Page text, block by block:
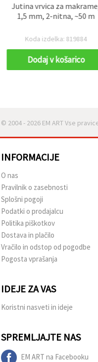
Jutina vrvica za
1,5 mm, 2-nitna, ~50 m
Koda izdelka: 819884
Dodaj v košarico
© 2004 - 2026 EM ART Vse
INFORMACIJE
O nas
Pravilnik o zasebnosti
Splošni pogoji
Podatki o prodajalcu
Politika piškotkov
Dostava in plačilo
Vračilo in odstop od pogodbe
Pogosta vprašanja
IDEJE ZA VAS
Koristni nasveti in ideje
SPREMLJAJTE NAS
EM ART na Facebooku